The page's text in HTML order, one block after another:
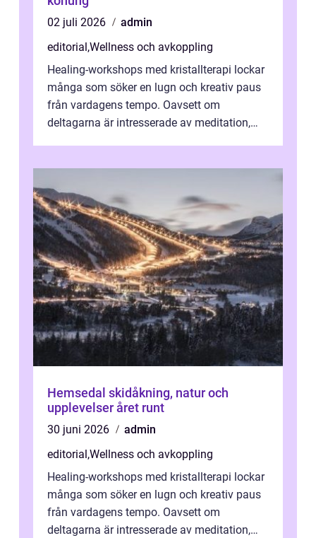
02 juli 2026
admin
editorial,Wellness och avkoppling
Healing-workshops med kristallterapi lockar
många som söker en lugn och kreativ paus
från vardagens tempo. Oavsett om
deltagarna är intresserade av meditation,
Hemsedal skidåkning, natur och
upplevelser året runt
30 juni 2026
admin
editorial,Wellness och avkoppling
Healing-workshops med kristallterapi lockar
många som söker en lugn och kreativ paus
från vardagens tempo. Oavsett om
deltagarna är intresserade av meditation,